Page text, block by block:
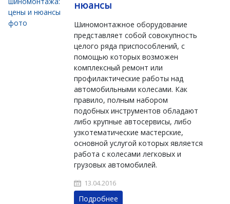
нюансы
Шиномонтажное оборудование
представляет собой совокупность
целого ряда приспособлений, с
помощью которых возможен
комплексный ремонт или
профилактические работы над
автомобильными колесами. Как
правило, полным набором
подобных инструментов обладают
либо крупные автосервисы, либо
узкотематические мастерские,
основной услугой которых является
работа с колесами легковых и
грузовых автомобилей.
13.04.2016
Подробнее